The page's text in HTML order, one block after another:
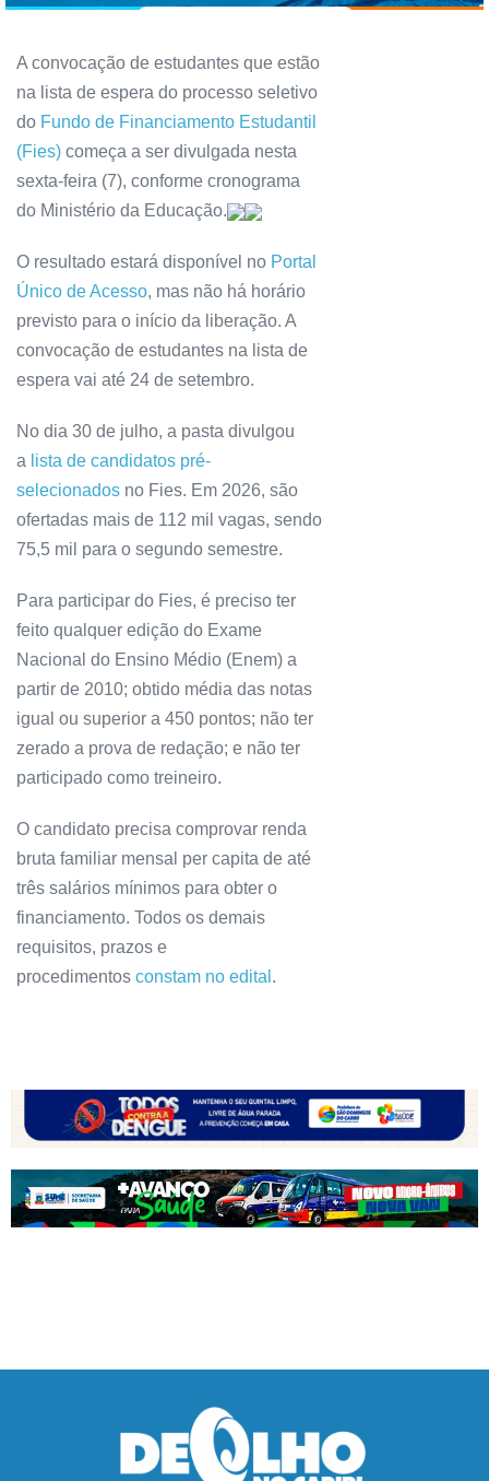
A convocação de estudantes que estão
na lista de espera do processo seletivo
do Fundo de Financiamento Estudantil
(Fies) começa a ser divulgada nesta
sexta-feira (7), conforme cronograma
do Ministério da Educação.
O resultado estará disponível no Portal
Único de Acesso, mas não há horário
previsto para o início da liberação. A
convocação de estudantes na lista de
espera vai até 24 de setembro.
No dia 30 de julho, a pasta divulgou
a lista de candidatos pré-
selecionados no Fies. Em 2026, são
ofertadas mais de 112 mil vagas, sendo
75,5 mil para o segundo semestre.
Para participar do Fies, é preciso ter
feito qualquer edição do Exame
Nacional do Ensino Médio (Enem) a
partir de 2010; obtido média das notas
igual ou superior a 450 pontos; não ter
zerado a prova de redação; e não ter
participado como treineiro.
O candidato precisa comprovar renda
bruta familiar mensal per capita de até
três salários mínimos para obter o
financiamento. Todos os demais
requisitos, prazos e
procedimentos constam no edital .